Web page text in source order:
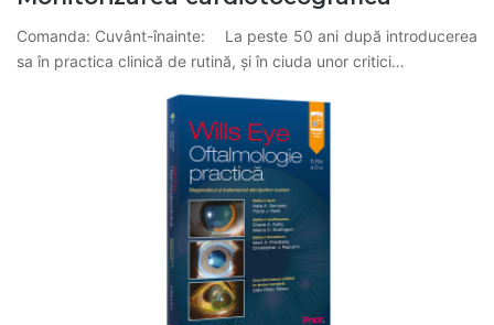
Comanda: Cuvânt-înainte: La peste 50 ani după introducerea
sa în practica clinică de rutină, și în ciuda unor critici…